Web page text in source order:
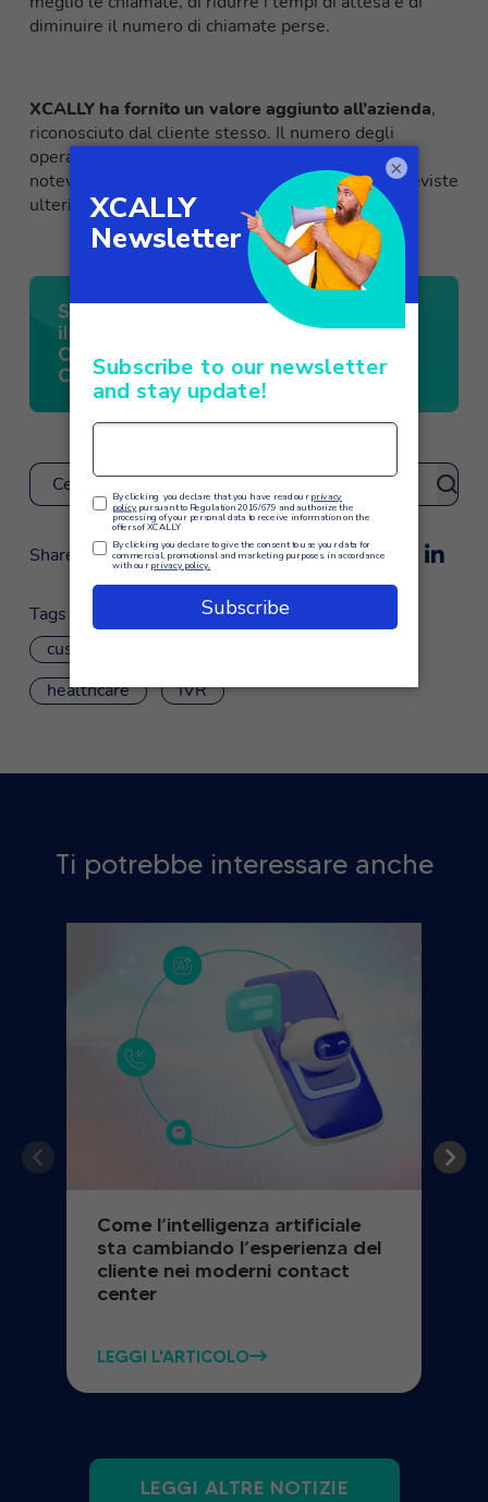
diminuire il numero di chiamate perse.
XCALLY ha fornito un valore aggiunto all’azienda,
riconosciuto dal cliente stesso. Il numero degli
operatori impiegati nei call center è aumentato
notevolmente negli ultimi quattro anni e sono previste
ulteriori implementazioni future.
Cerca
Share
Tags
customer care
healthcare
IVR
Ti potrebbe interessare anche
Come l’intelligenza artificiale
sta cambiando l’esperienza del
cliente nei moderni contact
center
LEGGI L'ARTICOLO
LEGGI ALTRE NOTIZIE
×